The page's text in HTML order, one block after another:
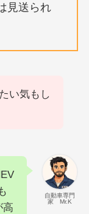
見送られ
い気もし
自動車専門
家 Mr.K
高